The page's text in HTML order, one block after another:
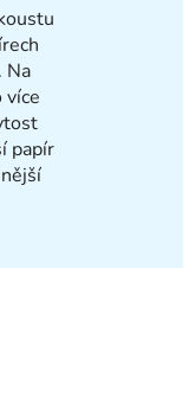
Na
více
papír